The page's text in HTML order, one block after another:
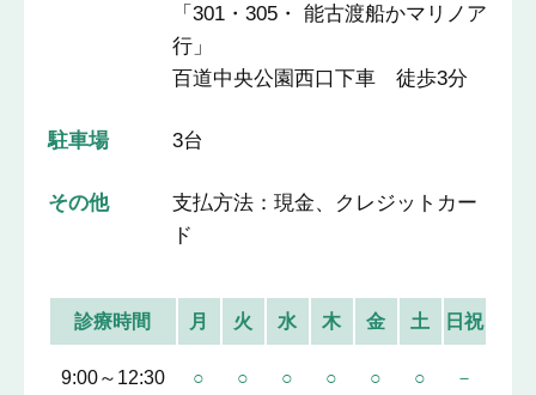
「301・305・ 能古渡船かマリノア
行」
百道中央公園西口下車 徒歩3分
駐車場 3台
その他
支払方法：現金、クレジットカー
ド
診療時間 月 火 水 木 金 土 日祝
9:00～12:30 ○ ○ ○ ○ ○ ○ －